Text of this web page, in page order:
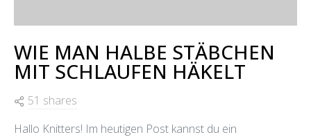
WIE MAN HALBE STÄBCHEN
MIT SCHLAUFEN HÄKELT
51 shares
Hallo Knitters! Im heutigen Post kannst du ein